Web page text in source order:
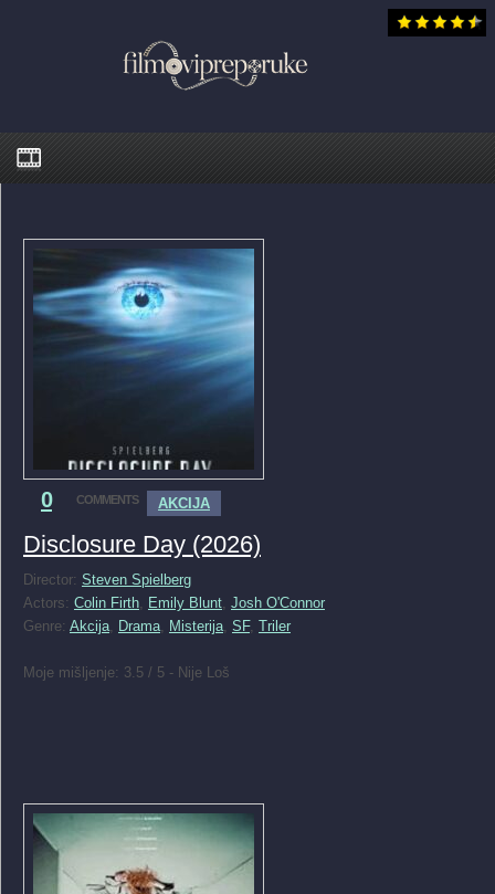
0 COMMENTS AKCIJA
Disclosure Day (2026)
Director: Steven Spielberg
Actors: Colin Firth Emily Blunt Josh O'Connor
Genre: Akcija Drama Misterija SF, Triler
Moje mišljenje: 3.5 / 5 - Nije Loš